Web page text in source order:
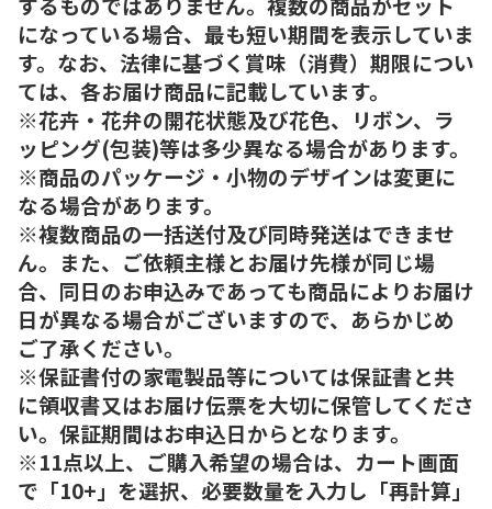
になっている場合、最も短い期間を表示していま
す。なお、法律に基づく賞味（消費）期限につい
ては、各お届け商品に記載しています。
※花卉・花弁の開花状態及び花色、リボン、ラ
ッピング(包装)等は多少異なる場合があります。
※商品のパッケージ・小物のデザインは変更に
なる場合があります。
※複数商品の一括送付及び同時発送はできませ
ん。また、ご依頼主様とお届け先様が同じ場
合、同日のお申込みであっても商品によりお届け
日が異なる場合がございますので、あらかじめ
ご了承ください。
※保証書付の家電製品等については保証書と共
に領収書又はお届け伝票を大切に保管してくださ
い。保証期間はお申込日からとなります。
※11点以上、ご購入希望の場合は、カート画面
で「10+」を選択、必要数量を入力し「再計算」